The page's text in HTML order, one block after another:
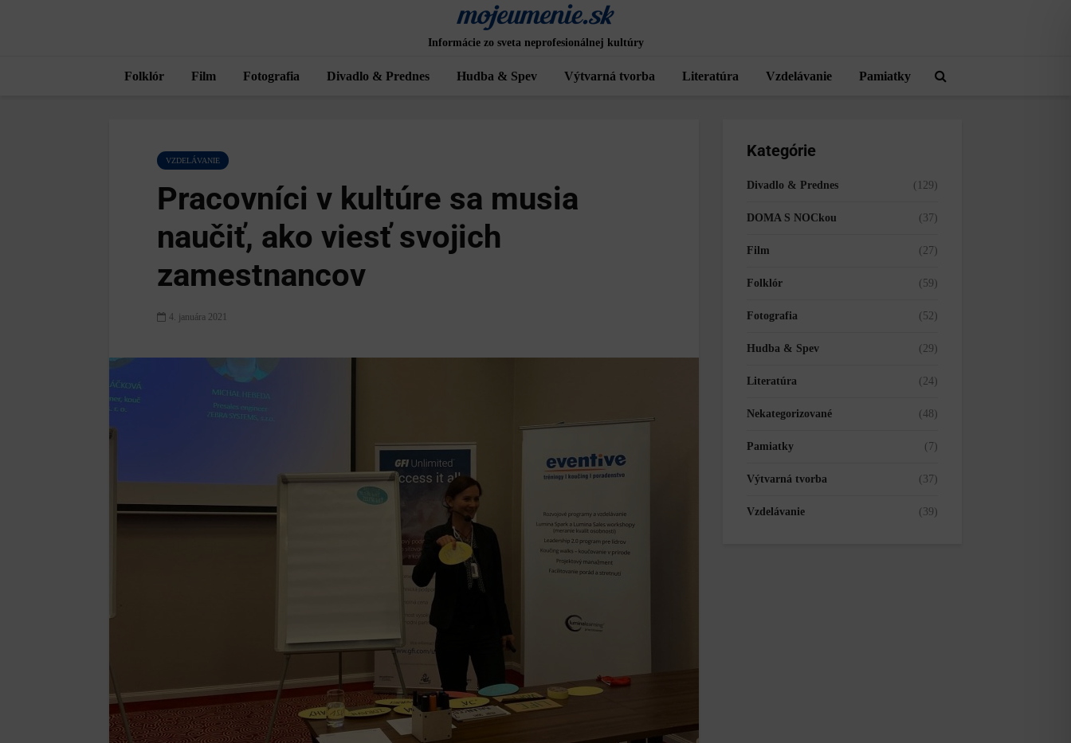
Informácie zo sveta neprofesionálnej kultúry
Folklór Film Fotografia Divadlo & Prednes Hudba & Spev Výtvarná tvorba Literatúra Vzdelávanie Pamiatky
VZDELÁVANIE
Pracovníci v kultúre sa musia
naučiť, ako viesť svojich
zamestnancov
4. januára 2021
Kategórie
Divadlo & Prednes (129)
DOMA S NOCkou (37)
Film (27)
Folklór (59)
Fotografia (52)
Hudba & Spev (29)
Literatúra (24)
Nekategorizované (48)
Pamiatky (7)
Výtvarná tvorba (37)
Vzdelávanie (39)